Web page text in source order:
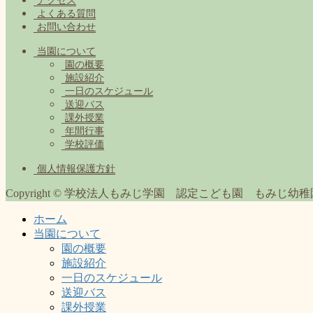
よくある質問
お問い合わせ
当園について
園の概要
施設紹介
一日のスケジュール
送迎バス
課外授業
年間行事
学校評価
個人情報保護方針
Copyright © 学校法人もみじ学園 認定こども園 もみじ幼稚
ホーム
当園について
園の概要
施設紹介
一日のスケジュール
送迎バス
課外授業